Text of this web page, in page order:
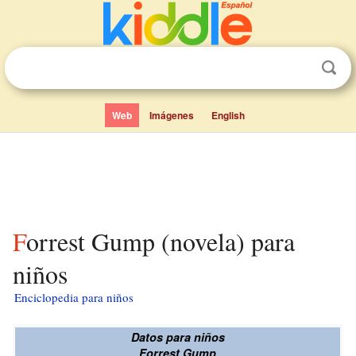
Web Imágenes English
Forrest Gump (novela) para
niños
Enciclopedia para niños
Datos para niños
Forrest Gump